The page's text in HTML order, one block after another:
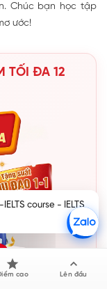
Chúc bạn học tập
ước!
TỐI ĐA 12
cao Lên đầu
course - IELTS